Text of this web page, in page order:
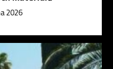
2026